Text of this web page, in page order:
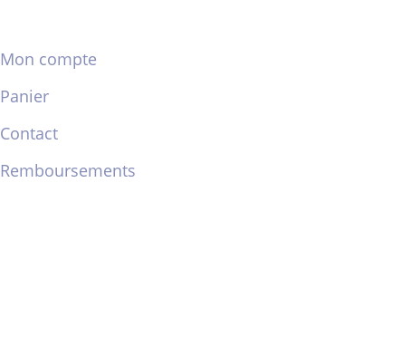
Mon compte
Panier
Contact
Remboursements